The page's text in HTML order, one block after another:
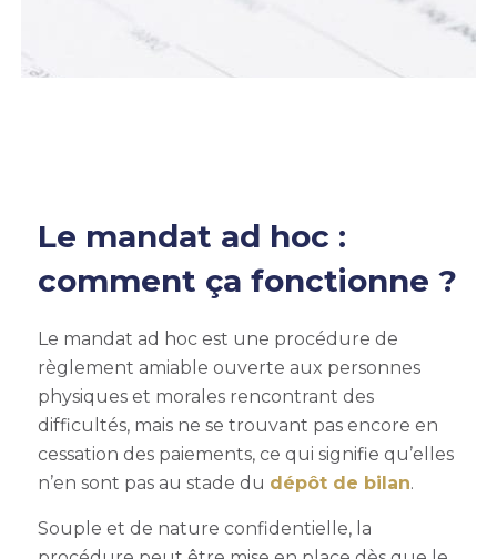
Le mandat ad hoc :
comment ça fonctionne ?
Le mandat ad hoc est une procédure de
règlement amiable ouverte aux personnes
physiques et morales rencontrant des
difficultés, mais ne se trouvant pas encore en
cessation des paiements, ce qui signifie qu’elles
n’en sont pas au stade du dépôt de bilan.
Souple et de nature confidentielle, la